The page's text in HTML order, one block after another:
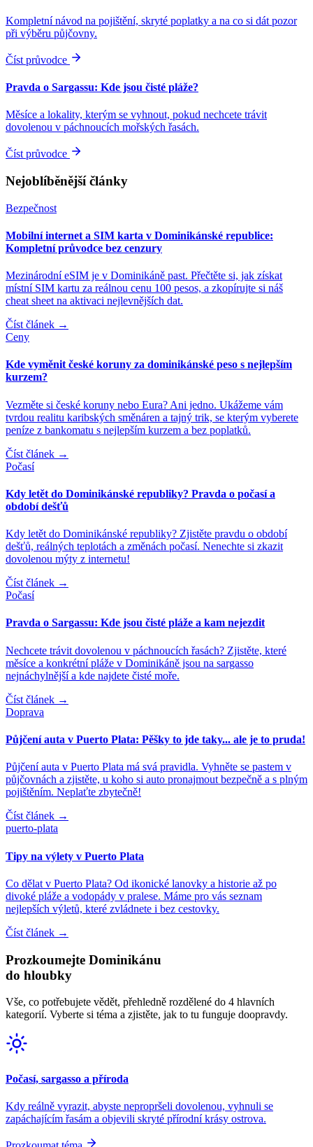
Kompletní návod na pojištění, skryté poplatky a na co si dát pozor
při výběru půjčovny.
Číst průvodce
Pravda o Sargassu: Kde jsou čisté pláže?
Měsíce a lokality, kterým se vyhnout, pokud nechcete trávit
dovolenou v páchnoucích mořských řasách.
Číst průvodce
Nejoblíběnější články
Bezpečnost
Mobilní internet a SIM karta v Dominikánské republice:
Kompletní průvodce bez cenzury
Mezinárodní eSIM je v Dominikáně past. Přečtěte si, jak získat
místní SIM kartu za reálnou cenu 100 pesos, a zkopírujte si náš
cheat sheet na aktivaci nejlevnějších dat.
Číst článek →
Ceny
Kde vyměnit české koruny za dominikánské peso s nejlepším
kurzem?
Vezměte si české koruny nebo Eura? Ani jedno. Ukážeme vám
tvrdou realitu karibských směnáren a tajný trik, se kterým vyberete
peníze z bankomatu s nejlepším kurzem a bez poplatků.
Číst článek →
Počasí
Kdy letět do Dominikánské republiky? Pravda o počasí a
období dešťů
Kdy letět do Dominikánské republiky? Zjistěte pravdu o období
dešťů, reálných teplotách a změnách počasí. Nenechte si zkazit
dovolenou mýty z internetu!
Číst článek →
Počasí
Pravda o Sargassu: Kde jsou čisté pláže a kam nejezdit
Nechcete trávit dovolenou v páchnoucích řasách? Zjistěte, které
měsíce a konkrétní pláže v Dominikáně jsou na sargasso
nejnáchylnější a kde najdete čisté moře.
Číst článek →
Doprava
Půjčení auta v Puerto Plata: Pěšky to jde taky... ale je to pruda!
Půjčení auta v Puerto Plata má svá pravidla. Vyhněte se pastem v
půjčovnách a zjistěte, u koho si auto pronajmout bezpečně a s plným
pojištěním. Neplaťte zbytečně!
Číst článek →
puerto-plata
Tipy na výlety v Puerto Plata
Co dělat v Puerto Plata? Od ikonické lanovky a historie až po
divoké pláže a vodopády v pralese. Máme pro vás seznam
nejlepších výletů, které zvládnete i bez cestovky.
Číst článek →
Prozkoumejte Dominikánu
do hloubky
Vše, co potřebujete vědět, přehledně rozdělené do 4 hlavních
kategorií. Vyberte si téma a zjistěte, jak to tu funguje doopravdy.
Počasí, sargasso a příroda
Kdy reálně vyrazit, abyste nepropršeli dovolenou, vyhnuli se
zapáchajícím řasám a objevili skryté přírodní krásy ostrova.